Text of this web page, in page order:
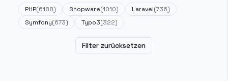
PHP(6188) Shopware(1010) Laravel(736)
Symfony(673) Typo3(322)
Filter zurücksetzen